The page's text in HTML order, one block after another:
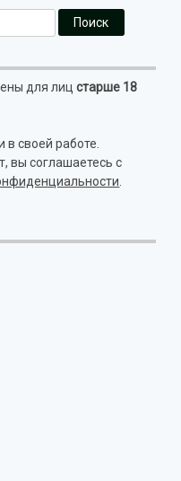
для лицстарше 18
в своей работе.
вы соглашаетесь с